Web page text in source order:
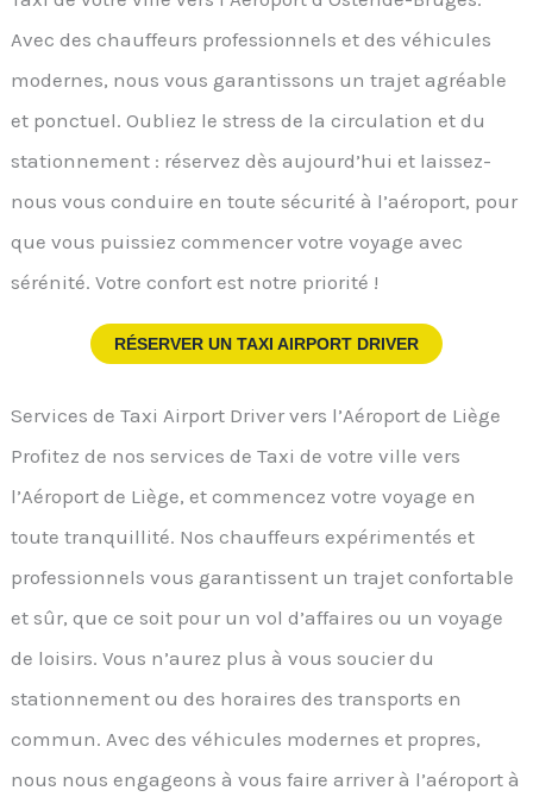
Avec des chauffeurs professionnels et des véhicules
modernes, nous vous garantissons un trajet agréable
et ponctuel. Oubliez le stress de la circulation et du
stationnement : réservez dès aujourd’hui et laissez-
nous vous conduire en toute sécurité à l’aéroport, pour
que vous puissiez commencer votre voyage avec
sérénité. Votre confort est notre priorité !
RÉSERVER UN TAXI AIRPORT DRIVER
Services de Taxi Airport Driver vers l’Aéroport de Liège
Profitez de nos services de Taxi de votre ville vers
l’Aéroport de Liège, et commencez votre voyage en
toute tranquillité. Nos chauffeurs expérimentés et
professionnels vous garantissent un trajet confortable
et sûr, que ce soit pour un vol d’affaires ou un voyage
de loisirs. Vous n’aurez plus à vous soucier du
stationnement ou des horaires des transports en
commun. Avec des véhicules modernes et propres,
nous nous engageons à vous faire arriver à l’aéroport à